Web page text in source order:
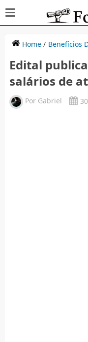
Home/ Benefícios
Edital
salários de
Por Gabriel